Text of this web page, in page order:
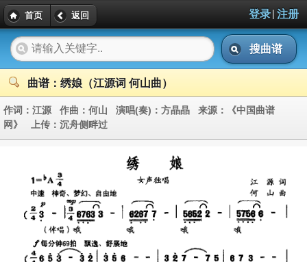
首页 返回 登录| 注册
搜曲谱
曲谱：绣娘（江源词 何山曲）
作词： 江源 作曲： 何山 演唱(奏)： 方晶晶 来源：
《中国曲谱
网》 上传： 沉舟侧畔过